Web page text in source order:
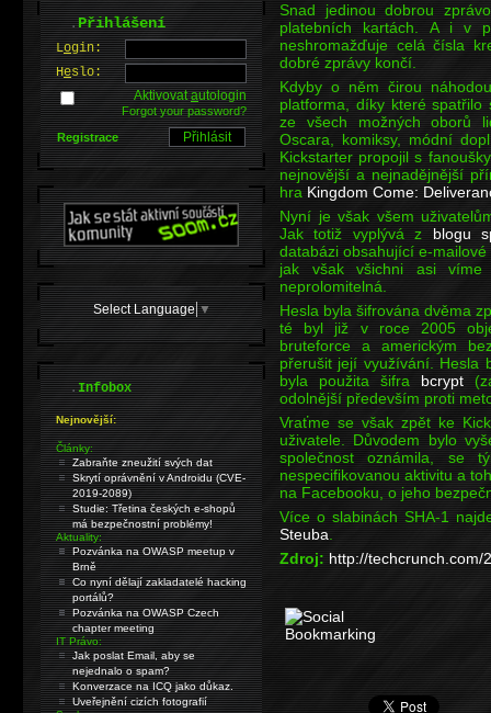
Snad jedinou dobrou
platebních kartách. A i v
neshromažďuje celá čísla
dobré zprávy končí.
Kdyby o něm čirou
platforma, díky které spatřilo
ze všech možných oborů
Oscara, komiksy, módní
Kickstarter propojil s
nejnovější a nejnadějnější
hra Kingdom Come:
Nyní je však všem
Jak totiž vyplývá z blogu
databázi obsahující e-
jak však všichni asi
neprolomitelná.
Hesla byla šifrována dvěma
té byl již v roce 2005
bruteforce a americkým
přerušit její využívání. Hesla
byla použita šifrabcrypt
odolnější především proti
Vraťme se však zpět ke
uživatele. Důvodem bylo
společnost oznámila, se
nespecifikovanou aktivitu a
na Facebooku, o jeho
Více o slabinách SHA-1
Steuba.
Zdroj: http://
.Přihlášení
Login:
Heslo:
Aktivovatautologin
Forgot your password?
Registrace
Select Language ▼
.Infobox
Nejnovější:
Články:
Zabraňte zneužití svých dat
Skrytí oprávnění v Androidu (CVE-
2019-2089)
Studie: Třetina českých e-shopů
má bezpečnostní problémy!
Aktuality:
Pozvánka na OWASP meetup v
Brně
Co nyní dělají zakladatelé hacking
portálů?
Pozvánka na OWASP Czech
chapter meeting
IT Právo:
Jak poslat Email, aby se
nejednalo o spam?
Konverzace na ICQ jako důkaz.
Uveřejnění cizích fotografií